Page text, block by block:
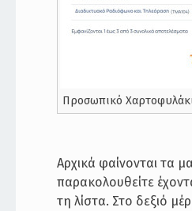
Προσωπικό
Αρχικά φαίνονται τα
παρακολουθείτε
τη λίστα. Στο δεξιό